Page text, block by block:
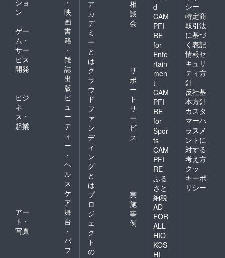
ショ
ン
・
映
画
ゲー
ム・
サー
ビス
開発
書
籍
・
雑
誌
出
版
ビジ
ネ
ス・
起業
ビ
ュ
ー
テ
ィ
ー
・
ヘ
ル
ス
ケ
ア
アー
ト・
写真
舞
台
・
パ
フ
ア
カ
デ
ミ
ー
と
は
相
談
会
ク
ラ
ウ
ド
フ
ァ
ン
デ
ィ
ン
グ
と
は
サ
ポ
ー
ト
サ
ー
ビ
ス
プ
ロ
ジ
ェ
ク
ト
の
実
施
事
例
d
CAM
PFI
RE
for
Ente
rtain
men
t
CAM
PFI
RE
for
Spor
ts
CAM
PFI
RE
ふる
さと
納税
AD
FOR
ALL
HIO
KOS
HI
シー
特定商
取引法
に基づ
く表記
情報セ
キュリ
ティ方
針
反社基
本方針
カスタ
マーハ
ラスメ
ントに
対する
考え方
クッ
キーポ
リシー